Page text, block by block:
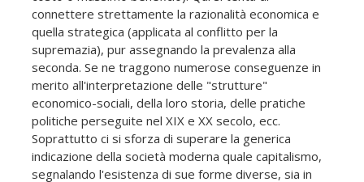
connettere strettamente la razionalità economica e
quella strategica (applicata al conflitto per la
supremazia), pur assegnando la prevalenza alla
seconda. Se ne traggono numerose conseguenze in
merito all'interpretazione delle "strutture"
economico-sociali, della loro storia, delle pratiche
politiche perseguite nel XIX e XX secolo, ecc.
Soprattutto ci si sforza di superare la generica
indicazione della società moderna quale capitalismo,
segnalando l'esistenza di sue forme diverse, sia in